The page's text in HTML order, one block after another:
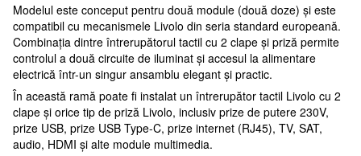
Modelul este conceput pentru două module (două doze) și este
compatibil cu mecanismele Livolo din seria standard europeană.
Combinația dintre întrerupătorul tactil cu 2 clape și priză permite
controlul a două circuite de iluminat și accesul la alimentare
electrică într-un singur ansamblu elegant și practic.
În această ramă poate fi instalat un întrerupător tactil Livolo cu 2
clape și orice tip de priză Livolo, inclusiv prize de putere 230V,
prize USB, prize USB Type-C, prize internet (RJ45), TV, SAT,
audio, HDMI și alte module multimedia.